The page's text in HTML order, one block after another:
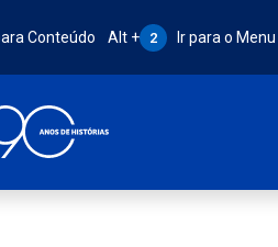
Conteúdo Atalho Alt + 2:
Alt + 2 Ir para o Menu